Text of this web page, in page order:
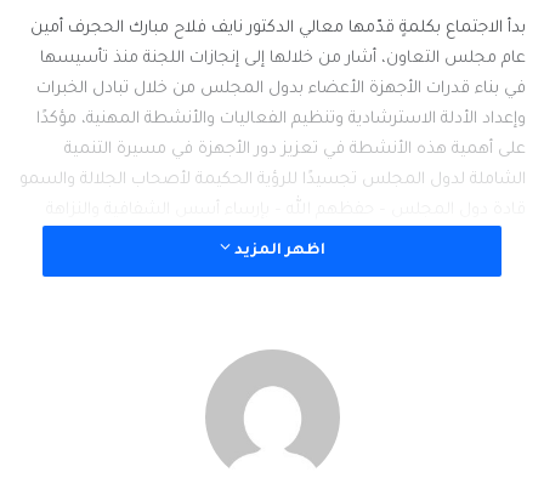
بدأ الاجتماع بكلمةٍ قدّمها معالي الدكتور نايف فلاح مبارك الحجرف أمين
عام مجلس التعاون، أشار من خلالها إلى إنجازات اللجنة منذ تأسيسها
في بناء قدرات الأجهزة الأعضاء بدول المجلس من خلال تبادل الخبرات
وإعداد الأدلة الاسترشادية وتنظيم الفعاليات والأنشطة المهنية، مؤكدًا
على أهمية هذه الأنشطة في تعزيز دور الأجهزة في مسيرة التنمية
الشاملة لدول المجلس تجسيدًا للرؤية الحكيمة لأصحاب الجلالة والسمو
ومبادئ العدل وسيادة القانون.
عرض الإجراءات المرتبطة به وما يتضمنه من فصول ومواد تتعلق
بجوانب حماية المال العام، تلى ذلك استعراض الأدلة الاسترشادية
المقدمة من الأجهزة الأعضاء بدول المجلس، وهي دليل حماية المبلغين
والشهود والخبراء والضحايا ومن في حكمهم لدول المجلس، ودليل
اظهر المزيد